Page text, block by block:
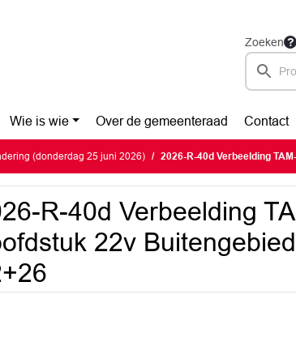
Zoeken
Wie is wie Over de gemeenteraad Contact
(donderdag 25 juni 2026) 2026-R-40d Verbeelding TAM-
R-40d Verbeelding
22v